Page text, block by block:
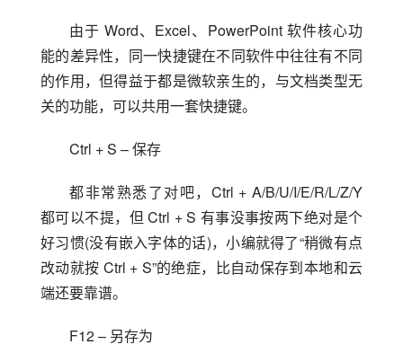
由于 Word、Excel、PowerPoint 软件核心功
能的差异性，同一快捷键在不同软件中往往有不同
的作用，但得益于都是微软亲生的，与文档类型无
关的功能，可以共用一套快捷键。
Ctrl + S – 保存
都非常熟悉了对吧，Ctrl + A/B/U/I/E/R/L/Z/Y
都可以不提，但 Ctrl + S 有事没事按两下绝对是个
好习惯(没有嵌入字体的话)，小编就得了“稍微有点
改动就按 Ctrl + S”的绝症，比自动保存到本地和云
端还要靠谱。
F12 – 另存为